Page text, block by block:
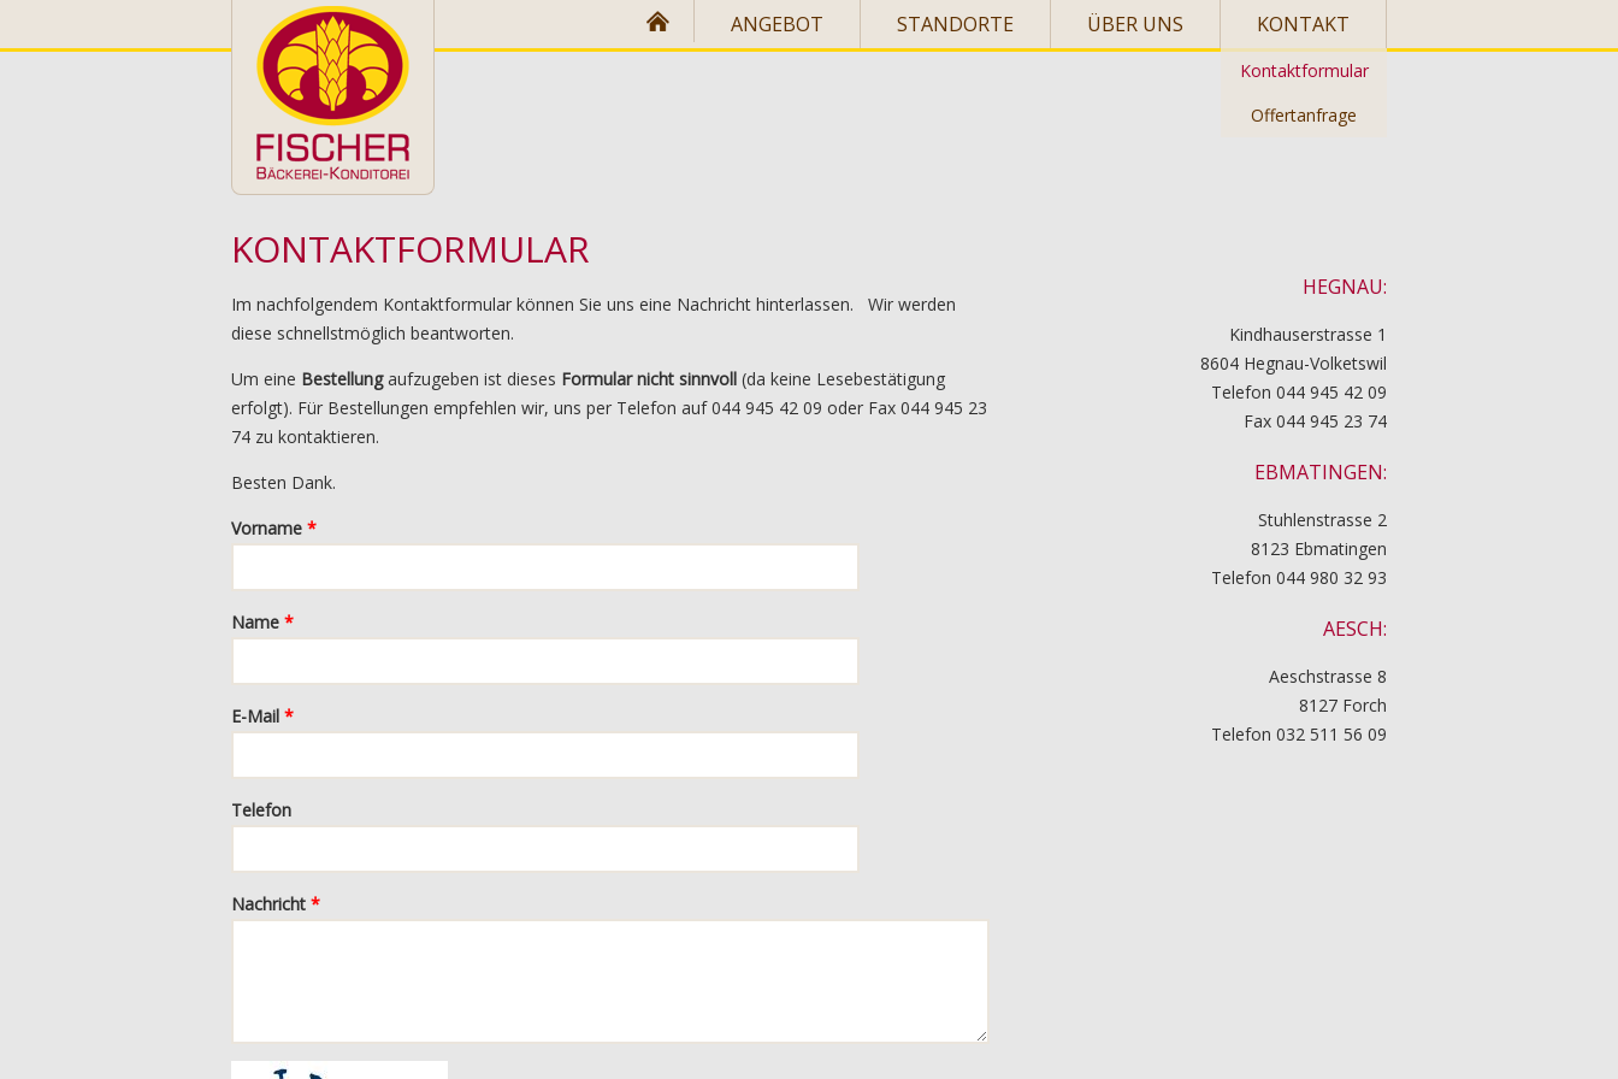
ANGEBOT STANDORTE ÜBER UNS KONTAKT
Kontaktformular
Offertanfrage
KONTAKTFORMULAR
Im nachfolgendem Kontaktformular können Sie uns eine Nachricht hinterlassen. Wir werden
diese schnellstmöglich beantworten.
Um eine Bestellungaufzugeben ist dieses Formular nicht sinnvoll (da keine Lesebestätigung
erfolgt). Für Bestellungen empfehlen wir, uns per Telefon auf 044 945 42 09 oder Fax 044 945 23
74 zu kontaktieren.
Besten Dank.
Vorname *
Name *
E-Mail *
Telefon
Nachricht *
HEGNAU:
Kindhauserstrasse 1
8604 Hegnau-Volketswil
Telefon 044 945 42 09
Fax 044 945 23 74
EBMATINGEN:
Stuhlenstrasse 2
8123 Ebmatingen
Telefon 044 980 32 93
AESCH:
Aeschstrasse 8
8127 Forch
Telefon 032 511 56 09